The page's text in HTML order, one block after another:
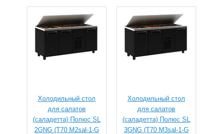
Холодильный стол
для салатов
(саладетта) Полюс SL
2GNG (T70 M2sal-1-G
Холодильный стол
для салатов
(саладетта) Полюс SL
3GNG (T70 M3sal-1-G